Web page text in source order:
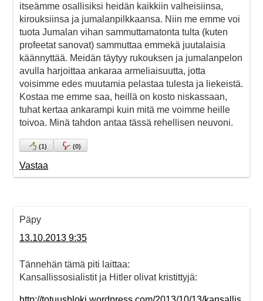
itseämme osallisiksi heidän kaikkiin valheisiinsa,
kirouksiinsa ja jumalanpilkkaansa. Niin me emme voi
tuota Jumalan vihan sammuttamatonta tulta (kuten
profeetat sanovat) sammuttaa emmekä juutalaisia
käännyttää. Meidän täytyy rukouksen ja jumalanpelon
avulla harjoittaa ankaraa armeliaisuutta, jotta
voisimme edes muutamia pelastaa tulesta ja liekeistä.
Kostaa me emme saa, heillä on kosto niskassaan,
tuhat kertaa ankarampi kuin mitä me voimme heille
toivoa. Minä tahdon antaa tässä rehellisen neuvoni.
(1) (0)
Vastaa
Päpy
13.10.2013 9:35
Tännehän tämä piti laittaa:
Kansallissosialistit ja Hitler olivat kristittyjä: